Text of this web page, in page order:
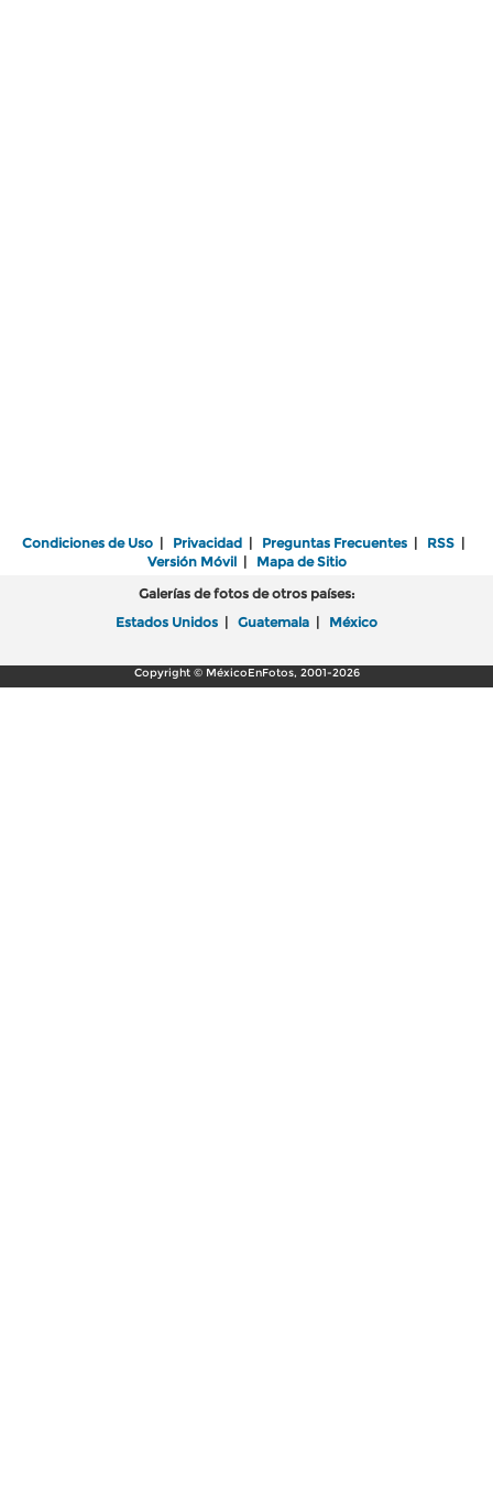
Condiciones de Uso | Privacidad | Preguntas Frecuentes | RSS |
Versión Móvil| Mapa de Sitio
Galerías de fotos de otros países:
Estados Unidos | Guatemala | México
Copyright © MéxicoEnFotos, 2001-2026